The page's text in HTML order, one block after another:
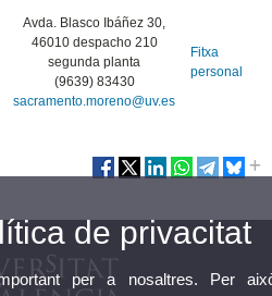
Avda. Blasco Ibáñez 30,
46010 despacho 210
segunda planta
(9639) 83430
sacramento.moreno@uv.es
Fitxa
personal
de privacitat
per a nosaltres. Per